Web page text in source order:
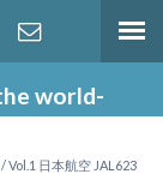
world-
問い合わ
日本航空 JAL623